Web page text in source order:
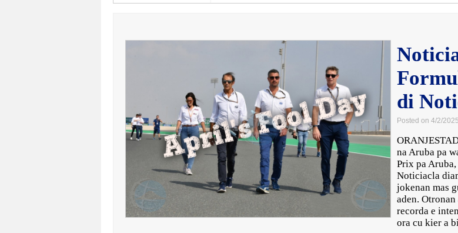
di
Posted on 4/2/
na Aruba pa
Prix pa
Noticiacla
jokenan mas
aden.
recorda e
ora cu kier a